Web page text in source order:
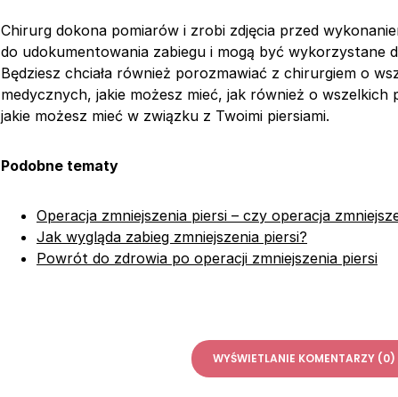
Chirurg dokona pomiarów i zrobi zdjęcia przed
do udokumentowania zabiegu i mogą być wykorzystane
Będziesz chciała również porozmawiać z chirurgiem o
medycznych, jakie możesz mieć, jak również o wszelkich
jakie możesz mieć w związku z Twoimi piersiami.
Podobne tematy
Operacja zmniejszenia piersi – czy operacja
Jak wygląda zabieg zmniejszenia piersi?
Powrót do zdrowia po operacji zmniejszenia piersi
WYŚWIETLANIE KOMENTARZY (0)